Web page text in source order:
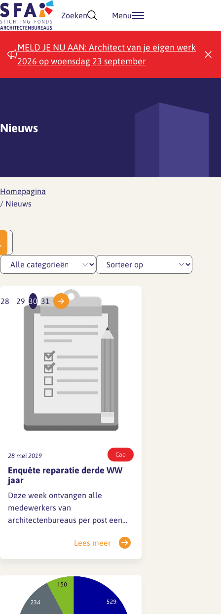
Doorgaan naar inhoud
Zoeken Menu
MELD JE NU AAN: Architect van je eigen werk
2026 op woensdag 23 september
Nieuws
Homepagina
/ Nieuws
28 mei 2019 Cao
Enquête reparatie derde WW
jaar
Deze week ontvangen alle
medewerkers van
architectenbureaus per post een
Ben je voor of tegen reparatie van
het derde WW-jaar is de kernvraag.
in de bijbehorende brief. Het
antwoord wordt anoniem verwerkt,
beantwoording kan schriftelijk per
Lees meer
28 29 30 31